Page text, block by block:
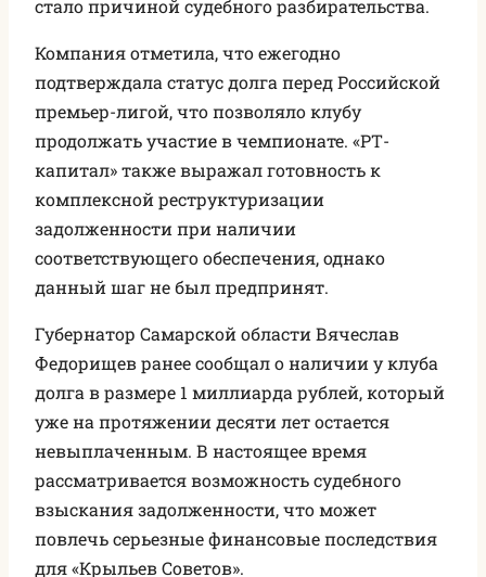
стало причиной судебного разбирательства.
Компания отметила, что ежегодно
подтверждала статус долга перед Российской
премьер-лигой, что позволяло клубу
продолжать участие в чемпионате. «РТ-
капитал» также выражал готовность к
комплексной реструктуризации
задолженности при наличии
соответствующего обеспечения, однако
данный шаг не был предпринят.
Губернатор Самарской области Вячеслав
Федорищев ранее сообщал о наличии у клуба
долга в размере 1 миллиарда рублей, который
уже на протяжении десяти лет остается
невыплаченным. В настоящее время
рассматривается возможность судебного
взыскания задолженности, что может
повлечь серьезные финансовые последствия
для «Крыльев Советов».